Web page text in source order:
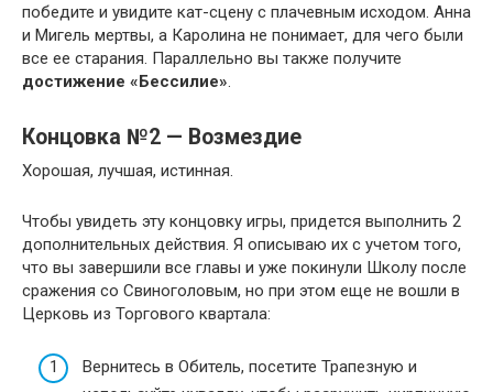
победите и увидите кат-сцену с плачевным исходом. Анна
и Мигель мертвы, а Каролина не понимает, для чего были
все ее старания. Параллельно вы также получите
достижение «Бессилие».
Концовка №2 — Возмездие
Хорошая, лучшая, истинная.
Чтобы увидеть эту концовку игры, придется выполнить 2
дополнительных действия. Я описываю их с учетом того,
что вы завершили все главы и уже покинули Школу после
сражения со Свиноголовым, но при этом еще не вошли в
Церковь из Торгового квартала:
Вернитесь в Обитель, посетите Трапезную и